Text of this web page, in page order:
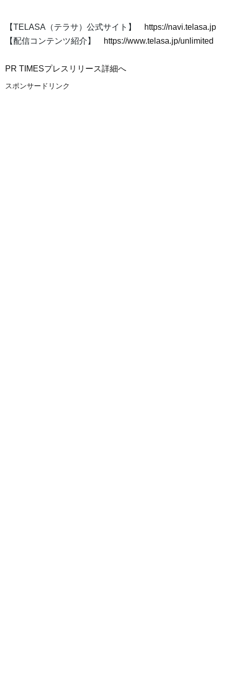
【TELASA（テラサ）公式サイト】
https://navi.telasa.jp
【配信コンテンツ紹介】
https://www.telasa.jp/unlimited
PR TIMESプレスリリース詳細へ
スポンサードリンク